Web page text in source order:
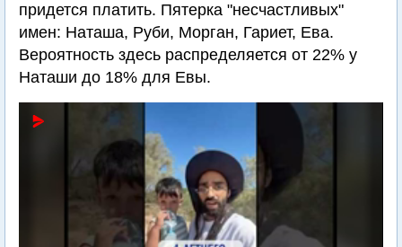
придется платить. Пятерка "несчастливых"
имен: Наташа, Руби, Морган, Гариет, Ева.
Вероятность здесь распределяется от 22% у
Наташи до 18% для Евы.